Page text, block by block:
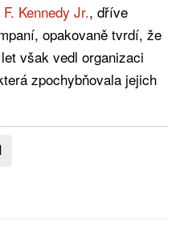
Kennedy Jr., dříve
opakovaně tvrdí, že
však vedl organizaci
zpochybňovala jejich